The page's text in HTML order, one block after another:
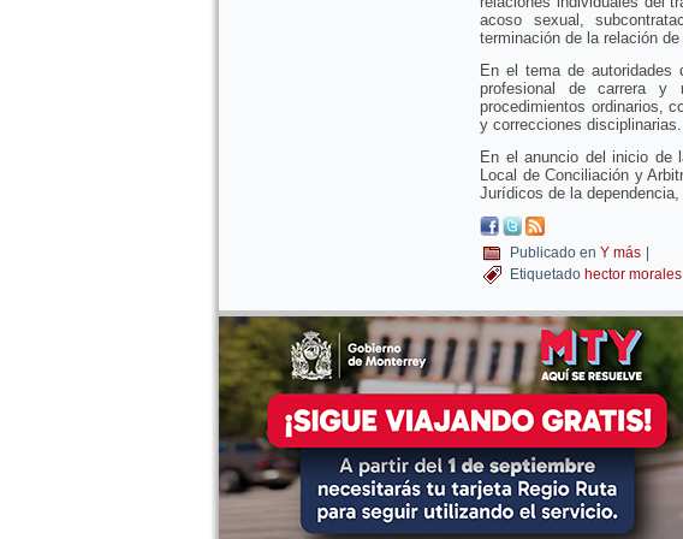
acoso sexual,
terminación de la relación
En el tema de
profesional de carrera y
procedimientos ordinarios,
y correcciones disciplinarias.
En el anuncio del inicio de
Local de Conciliación y
Jurídicos de la
Publicado en Y más
Etiquetado hector